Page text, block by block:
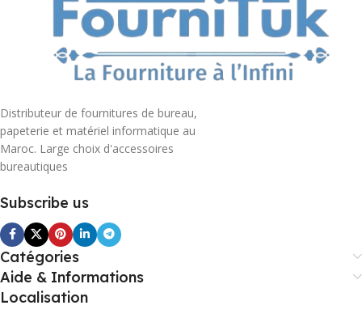
Distributeur de fournitures de bureau,
papeterie et matériel informatique au
Maroc. Large choix d'accessoires
bureautiques
Subscribe us
Catégories
Aide & Informations
Localisation